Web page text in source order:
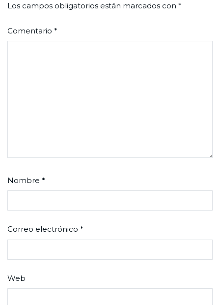
Los campos obligatorios están marcados con *
Comentario *
Nombre *
Correo electrónico *
Web